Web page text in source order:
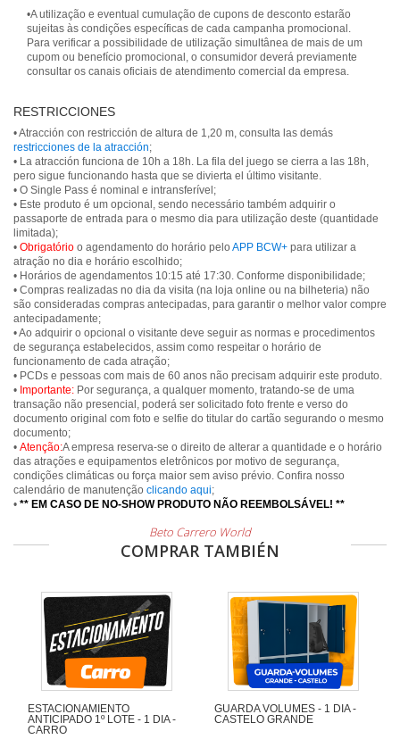
•A utilização e eventual cumulação de cupons de desconto estarão
sujeitas às condições específicas de cada campanha promocional.
Para verificar a possibilidade de utilização simultânea de mais de um
cupom ou benefício promocional, o consumidor deverá previamente
consultar os canais oficiais de atendimento comercial da empresa.
RESTRICCIONES
• Atracción con restricción de altura de 1,20 m, consulta las demás
restricciones de la atracción;
• La atracción funciona de 10h a 18h. La fila del juego se cierra a las 18h,
pero sigue funcionando hasta que se divierta el último visitante.
• O Single Pass é nominal e intransferível;
• Este produto é um opcional, sendo necessário também adquirir o
passaporte de entrada para o mesmo dia para utilização deste (quantidade
limitada);
• Obrigatório o agendamento do horário pelo APP BCW+ para utilizar a
atração no dia e horário escolhido;
• Horários de agendamentos 10:15 até 17:30. Conforme disponibilidade;
• Compras realizadas no dia da visita (na loja online ou na bilheteria) não
são consideradas compras antecipadas, para garantir o melhor valor compre
antecipadamente;
• Ao adquirir o opcional o visitante deve seguir as normas e procedimentos
de segurança estabelecidos, assim como respeitar o horário de
funcionamento de cada atração;
• PCDs e pessoas com mais de 60 anos não precisam adquirir este produto.
• Importante: Por segurança, a qualquer momento, tratando-se de uma
transação não presencial, poderá ser solicitado foto frente e verso do
documento original com foto e selfie do titular do cartão segurando o mesmo
documento;
• Atenção:A empresa reserva-se o direito de alterar a quantidade e o horário
das atrações e equipamentos eletrônicos por motivo de segurança,
condições climáticas ou força maior sem aviso prévio. Confira nosso
calendário de manutenção clicando aqui;
• ** EM CASO DE NO-SHOW PRODUTO NÃO REEMBOLSÁVEL! **
Beto Carrero World
COMPRAR TAMBIÉN
ESTACIONAMIENTO
ANTICIPADO 1º LOTE - 1 DIA -
CARRO
GUARDA VOLUMES - 1 DIA -
CASTELO GRANDE